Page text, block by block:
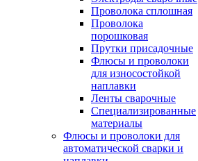
Проволока сплошная
Проволока
порошковая
Прутки присадочные
Флюсы и проволоки
для износостойкой
наплавки
Ленты сварочные
Специализированные
материалы
Флюсы и проволоки для
автоматической сварки и